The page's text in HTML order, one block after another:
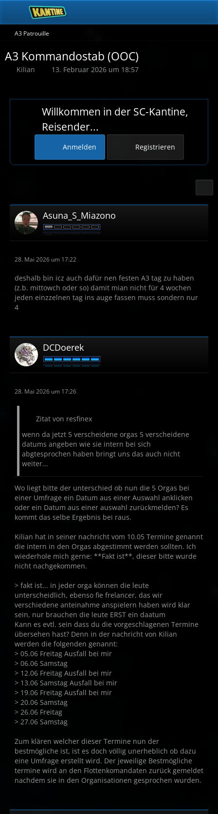
A3 Patrouille
A3 Kommandostab (OOC)
Kilian 13. Februar 2026 um 18:57
Willkommen in der SC-Kantine,
Reisender...
Anmelden Registrieren
Asuna_S_Miazono
28. Mai 2026 um 17:22
deshalb bin icz auch dafür nen festen A3 tag zu haben
(z.b. mittowch oder so) damit mian nicht für 4 wochen
jeden einzzelnen tag ins auge fassen muss sondern nur
4
DCDoerek
28. Mai 2026 um 17:26
Zitat von resfinex
wenn da jetzt 5 verscheidene orgas 5 verscheidene
datums angeben wie sie intern bei sich
abgtesprochen haben bringt uns das auch nicht
weiter...
Wo liegt bitte der unterschied ob nun die 5 Orgas bei
einer Umfrage ein Datum aus einer Auswahl anklicken
oder ein Datum aus einer auswahl zurückmelden? Es
kommt das selbe Ergebnis bei raus.
Kilian hat in seiner nachricht vom 10.05 Termine genannt
die intern in den Orgas abgestimmt werden sollten. Ich
wiederhole mich gerne: **Fakt ist**, dieser bitte wurde
nicht nachgekommen.
> fakt ist... in jeder orga können die leute
unterscheidlich, ebenso fie frelancer, das wir
verschiedene anteinahme anspielern haben wird klar
sein, nur brauchen die leute ERST ein daatum
Kann es evtl. sein dass du die vorgeschlagenen Termine
übersehen hast? Denn in der nachricht von Kilian
werden die folgenden genannt:
> 05.06 Freitag Ausfall bei mir
> 06.06 Samstag
> 12.06 Freitag Ausfall bei mir
> 13.06 Samstag Ausfall bei mir
> 19.06 Freitag Ausfall bei mir
> 20.06 Samstag
> 26.06 Freitag
> 27.06 Samstag
Zum klären welcher dieser Termine nun der
bestmögliche ist, ist es doch völlig unerheblich ob dazu
eine Umfrage erstellt wird. Der jeweilige Bestmögliche
termine wird an den Flottenkomandaten zurück gemeldet
nachdem sie in den Organisationen gesprochen wurden.